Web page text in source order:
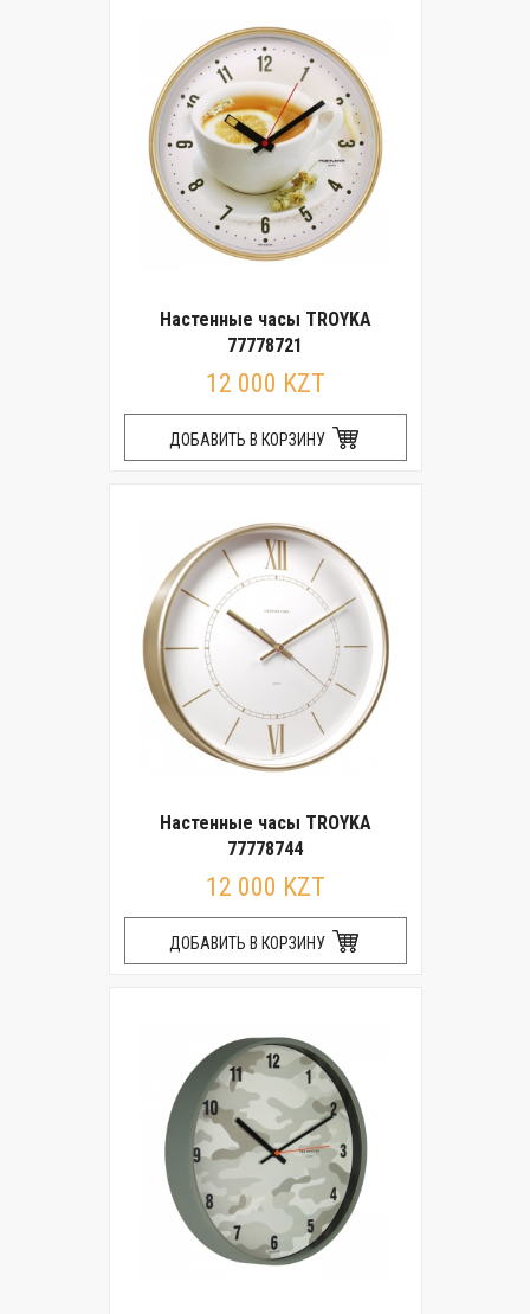
Настенные часы TROYKA
77778721
12 000 KZT
ДОБАВИТЬ В КОРЗИНУ
Настенные часы TROYKA
77778744
12 000 KZT
ДОБАВИТЬ В КОРЗИНУ